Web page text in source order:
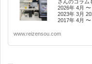
さんのコラム
2026年 4月
2023年 3月
2017年 4月
www.reizensou.com